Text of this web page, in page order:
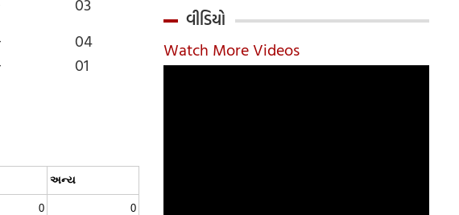
04
01
અન્ય
0 0
વીડિયો
Watch More Videos